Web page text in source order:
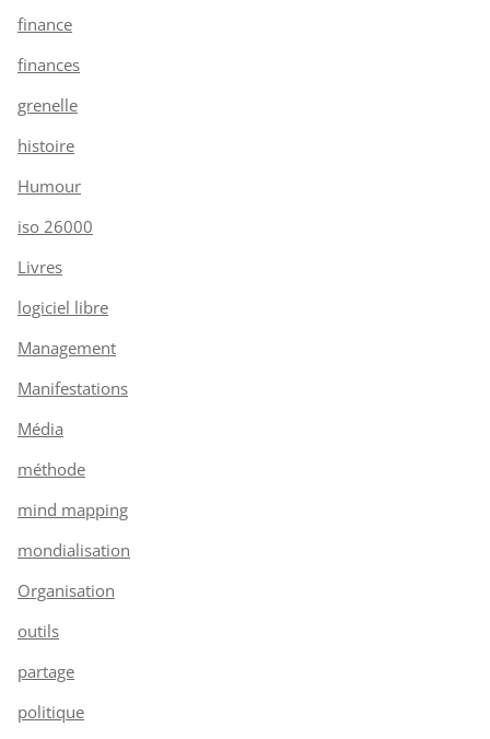
finance
finances
grenelle
histoire
Humour
iso 26000
Livres
logiciel libre
Management
Manifestations
Média
méthode
mind mapping
mondialisation
Organisation
outils
partage
politique